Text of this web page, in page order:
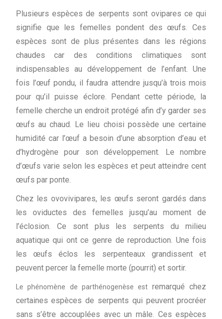
Plusieurs espèces de serpents sont ovipares ce qui
signifie que les femelles pondent des œufs. Ces
espèces sont de plus présentes dans les régions
chaudes car des conditions climatiques sont
indispensables au développement de l’enfant. Une
fois l’œuf pondu, il faudra attendre jusqu’à trois mois
pour qu’il puisse éclore. Pendant cette période, la
femelle cherche un endroit protégé afin d’y garder ses
œufs au chaud. Le lieu choisi possède une certaine
humidité car l’œuf a besoin d’une absorption d’eau et
d’hydrogène pour son développement. Le nombre
d’œufs varie selon les espèces et peut atteindre cent
œufs par ponte.
Chez les ovovivipares, les œufs seront gardés dans
les oviductes des femelles jusqu’au moment de
l’éclosion. Ce sont plus les serpents du milieu
aquatique qui ont ce genre de reproduction. Une fois
les œufs éclos les serpenteaux grandissent et
peuvent percer la femelle morte (pourrit) et sortir.
Le phénomène de parthénogenèse est remarqué chez
certaines espèces de serpents qui peuvent procréer
sans s’être accouplées avec un mâle. Ces espèces